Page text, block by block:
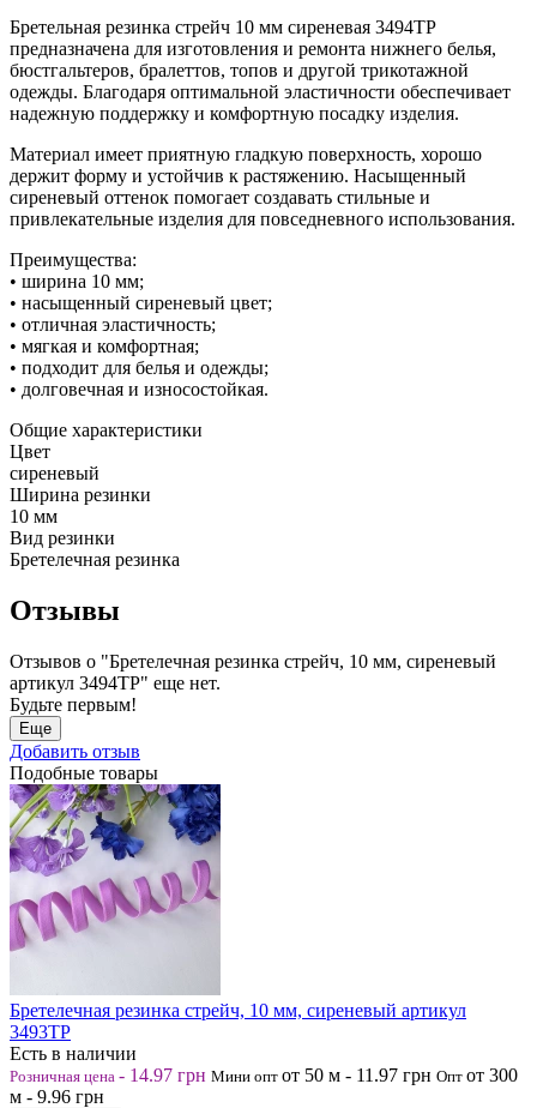
Бретельная резинка стрейч 10 мм сиреневая 3494ТР
предназначена для изготовления и ремонта нижнего белья,
бюстгальтеров, бралеттов, топов и другой трикотажной
одежды. Благодаря оптимальной эластичности обеспечивает
надежную поддержку и комфортную посадку изделия.
Материал имеет приятную гладкую поверхность, хорошо
держит форму и устойчив к растяжению. Насыщенный
сиреневый оттенок помогает создавать стильные и
привлекательные изделия для повседневного использования.
Преимущества:
• ширина 10 мм;
• насыщенный сиреневый цвет;
• отличная эластичность;
• мягкая и комфортная;
• подходит для белья и одежды;
• долговечная и износостойкая.
Общие характеристики
Цвет
сиреневый
Ширина резинки
10 мм
Вид резинки
Бретелечная резинка
Отзывы
Отзывов о "Бретелечная резинка стрейч, 10 мм, сиреневый
артикул 3494ТР" еще нет.
Будьте первым!
Еще
Добавить отзыв
Подобные товары
Бретелечная резинка стрейч, 10 мм, сиреневый артикул
3493ТР
Есть в наличии
Розничная цена - 14.97 грн Мини опт от 50 м - 11.97 грн Опт от 300
м - 9.96 грн